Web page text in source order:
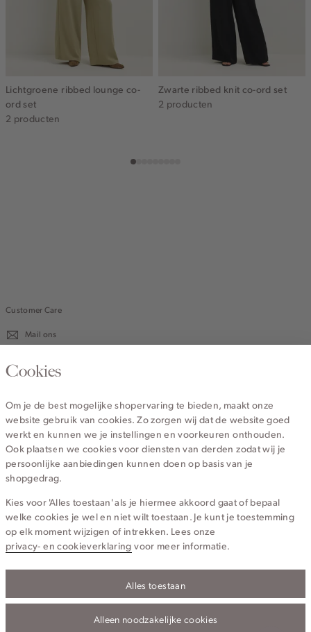
Lichtgroene ribbed lounge co-
ord set
2 producten
Zwarte ribbed knit co-ord set
2 producten
Customer Care
Mail ons
020 - 3412 670
Service
Wij zijn Cotton Club
Topcategorieën voor jou
Privacy- en cookieverklaringAlgemene Voorwaarden
Cookies
Om je de best mogelijke shopervaring te bieden, maakt onze
website gebruik van cookies. Zo zorgen wij dat de website goed
werkt en kunnen we je instellingen en voorkeuren onthouden.
Ook plaatsen we cookies voor diensten van derden zodat wij je
persoonlijke aanbiedingen kunnen doen op basis van je
shopgedrag.
Kies voor 'Alles toestaan' als je hiermee akkoord gaat of bepaal
welke cookies je wel en niet wilt toestaan. Je kunt je toestemming
op elk moment wijzigen of intrekken. Lees onze
privacy- en cookieverklaring voor meer informatie.
Alles toestaan
Alleen noodzakelijke cookies